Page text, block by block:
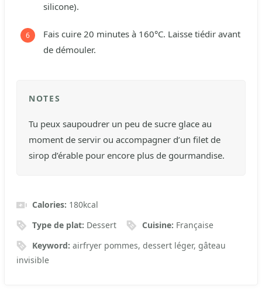
silicone).
Fais cuire 20 minutes à 160°C. Laisse tiédir avant
de démouler.
NOTES
Tu peux saupoudrer un peu de sucre glace au
moment de servir ou accompagner d’un filet de
sirop d’érable pour encore plus de gourmandise.
Calories: 180kcal
Type de plat: Dessert Cuisine: Française
Keyword:airfryer pommes, dessert léger, gâteau
invisible